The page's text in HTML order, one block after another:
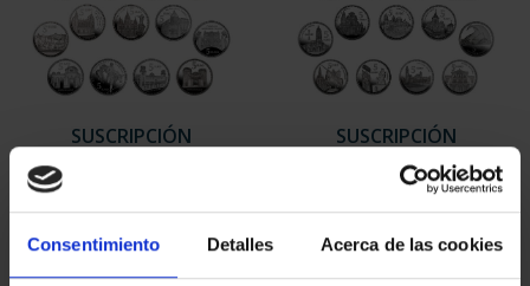
Consentimiento Detalles Acerca de las cookies
SUSCRIPCIÓN
949,00 €
Sólo para usuarios
registrados
SUSCRIPCIÓN
CAPITALES DE
PROVINCIA 2
949,00 €
Sólo para usuarios
registrados